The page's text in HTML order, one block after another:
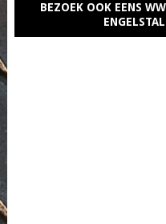
BEZOEK OOK EENS